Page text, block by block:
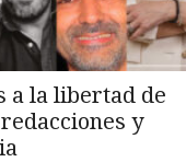
a la libertad de
y